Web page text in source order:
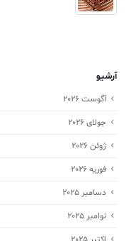
آرشیو
آگوست 2026
جولای 2026
ژوئن 2026
فوریه 2026
دسامبر 2025
نوامبر 2025